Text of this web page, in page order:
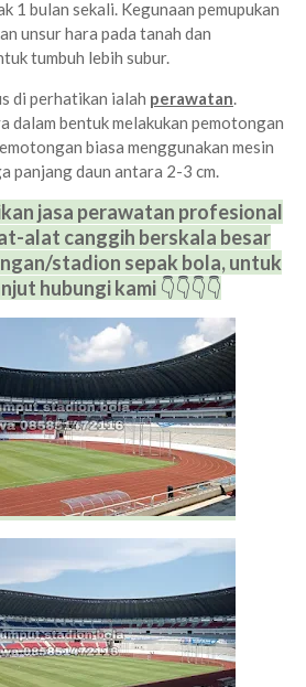
1 bulan sekali. Kegunaan pemupukan
unsur hara pada tanah dan
tumbuh lebih subur.
di perhatikan ialah perawatan.
dalam bentuk melakukan pemotongan
biasa menggunakan mesin
panjang daun antara 2-3 cm.
jasa perawatan profesional
alat canggih berskala besar
stadion sepak bola, untuk
hubungi kami 👇👇👇👇